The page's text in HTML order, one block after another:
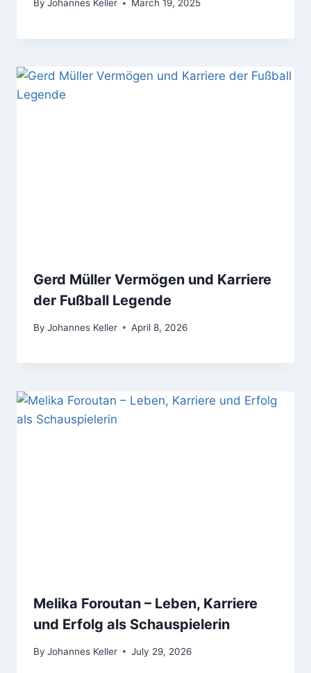
By Johannes Keller March 19, 2025
Gerd Müller Vermögen und Karriere
der Fußball Legende
By Johannes Keller April 8, 2026
Melika Foroutan – Leben, Karriere
und Erfolg als Schauspielerin
By Johannes Keller July 29, 2026